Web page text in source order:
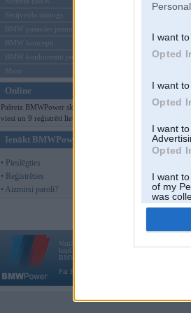
I want
Opted
I want
Opted
I want
Opted
I want
of my
was
Opted
Sērijveida tūnings
BMW pasaules jaunumi
BMW koncepti
BMW konkurentu jaunumi
Moto
Online
Pašreiz BMWPower skatās 211
viesi un 9 reģistrēti lietotāji.
Ienākt BMWPower
• Pieslēgties
• Reģistrēties
• Aizmirsi paroli?
Vortāls BMWPower.lv darbojas
kopš 2002. gada 14. maija. Tas nav auto klubs
BMW AG.
Par BMWPower